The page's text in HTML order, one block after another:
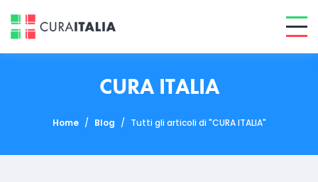
CURA ITALIA
Home / Blog / Tutti gli articoli di "CURA ITALIA"